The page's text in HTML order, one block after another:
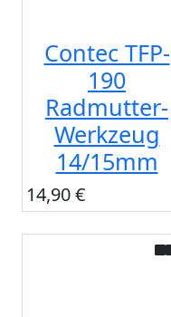
Contec TFP-
190
Radmutter-
Werkzeug
14/15mm
14,90 €